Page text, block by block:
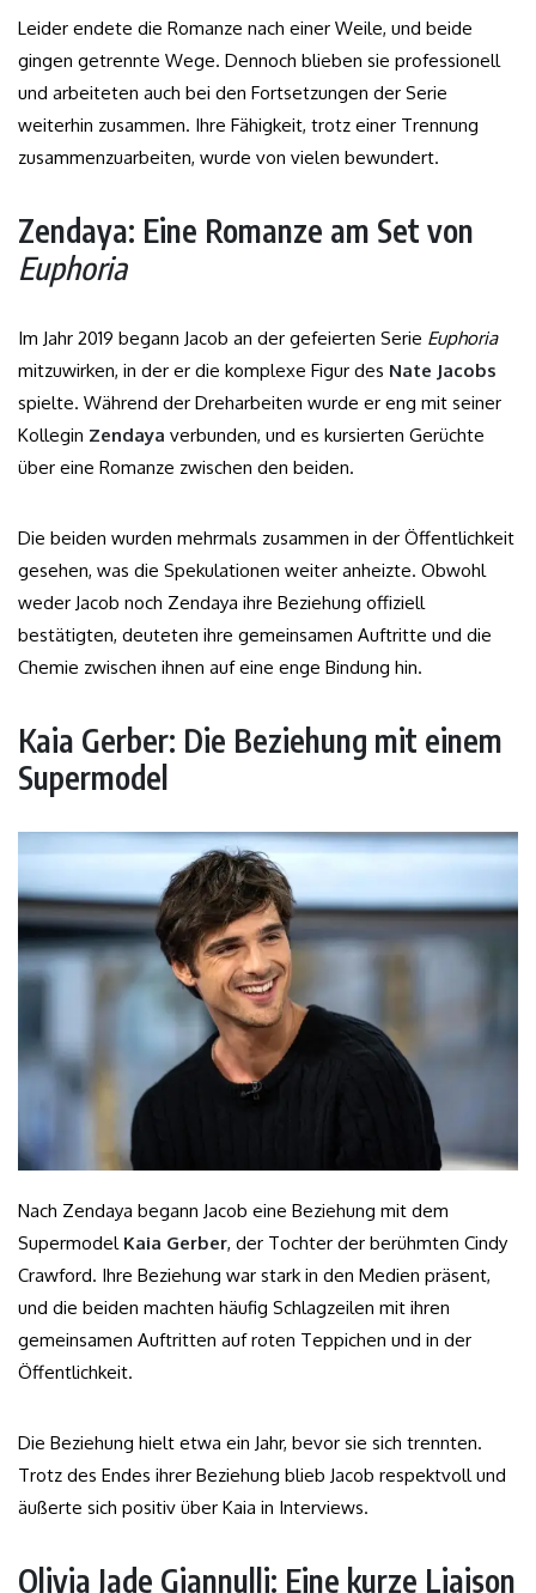
Leider endete die Romanze nach einer Weile, und beide
gingen getrennte Wege. Dennoch blieben sie professionell
und arbeiteten auch bei den Fortsetzungen der Serie
weiterhin zusammen. Ihre Fähigkeit, trotz einer Trennung
zusammenzuarbeiten, wurde von vielen bewundert.
Zendaya: Eine Romanze am Set von
Euphoria
Im Jahr 2019 begann Jacob an der gefeierten Serie Euphoria
mitzuwirken, in der er die komplexe Figur des Nate Jacobs
spielte. Während der Dreharbeiten wurde er eng mit seiner
Kollegin Zendaya verbunden, und es kursierten Gerüchte
über eine Romanze zwischen den beiden.
Die beiden wurden mehrmals zusammen in der Öffentlichkeit
gesehen, was die Spekulationen weiter anheizte. Obwohl
weder Jacob noch Zendaya ihre Beziehung offiziell
bestätigten, deuteten ihre gemeinsamen Auftritte und die
Chemie zwischen ihnen auf eine enge Bindung hin.
Kaia Gerber: Die Beziehung mit einem
Supermodel
Nach Zendaya begann Jacob eine Beziehung mit dem
Supermodel Kaia Gerber, der Tochter der berühmten Cindy
Crawford. Ihre Beziehung war stark in den Medien präsent,
und die beiden machten häufig Schlagzeilen mit ihren
gemeinsamen Auftritten auf roten Teppichen und in der
Öffentlichkeit.
Die Beziehung hielt etwa ein Jahr, bevor sie sich trennten.
Trotz des Endes ihrer Beziehung blieb Jacob respektvoll und
äußerte sich positiv über Kaia in Interviews.
Olivia Jade Giannulli: Eine kurze Liaison